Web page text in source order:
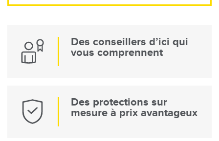
Des conseillers d’ici qui
vous comprennent
Des protections sur
mesure à prix avantageux